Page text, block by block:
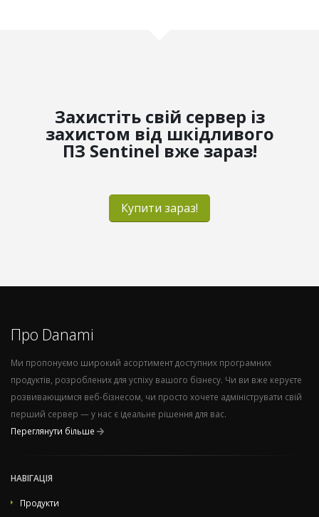
Захистіть свій сервер із
захистом від шкідливого
ПЗ Sentinel вже зараз!
Купити зараз!
Про Danami
Ми пропонуємо широкий асортимент доступних програмних
продуктів, розроблених для успіху вашого бізнесу. Чи ви вже керуєте
розвивающимся веб-бізнесом, чи просто хочете адмініструвати свій
перший сервер — у нас є ідеальне рішення для вас.
Переглянути більше
НАВІГАЦІЯ
Продукти